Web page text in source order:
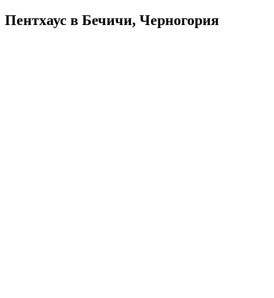
Пентхаус в Бечичи, Черногория